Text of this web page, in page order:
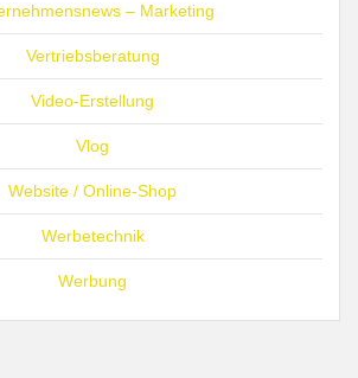
– Marketing
Vertriebsberatung
Video-Erstellung
Vlog
Website / Online-Shop
Werbetechnik
Werbung